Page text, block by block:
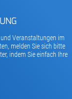
Veranstaltungen im
melden Sie sich bitte
indem Sie einfach Ihre